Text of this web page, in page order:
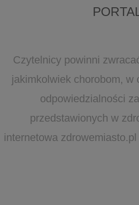
Czytelnicy powinni
jakimkolwiek chorobom,
odpowiedzialności
przedstawionych w
internetowa